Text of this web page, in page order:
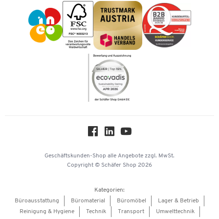
Impressum
Karriere
Kataloge
Geschäftskunden-Shop alle Angebote zzgl. MwSt.
Copyright © Schäfer Shop 2026
Kategorien:
Büroausstattung
Büromaterial Büromöbel
Lager & Betrieb
Reinigung & Hygiene
Technik Transport Umwelttechnik